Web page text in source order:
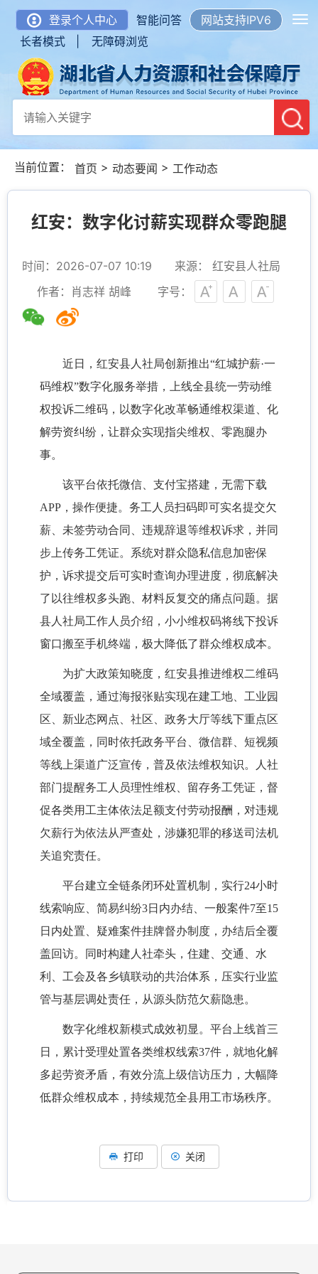
登录个人中心 智能问答
网站支持IPV6
长者模式 |
无障碍浏览
当前位置： 首页 > 动态要闻 > 工作动态
红安：数字化讨薪实现群众零跑腿
时间：2026-07-07 10:19
来源： 红安县人社局
作者：肖志祥 胡峰
字号：
近日，红安县人社局创新推出“红城护薪·一
码维权”数字化服务举措，上线全县统一劳动维
权投诉二维码，以数字化改革畅通维权渠道、化
解劳资纠纷，让群众实现指尖维权、零跑腿办
事。
该平台依托微信、支付宝搭建，无需下载
APP，操作便捷。务工人员扫码即可实名提交欠
薪、未签劳动合同、违规辞退等维权诉求，并同
步上传务工凭证。系统对群众隐私信息加密保
护，诉求提交后可实时查询办理进度，彻底解决
了以往维权多头跑、材料反复交的痛点问题。据
县人社局工作人员介绍，小小维权码将线下投诉
窗口搬至手机终端，极大降低了群众维权成本。
为扩大政策知晓度，红安县推进维权二维码
全域覆盖，通过海报张贴实现在建工地、工业园
区、新业态网点、社区、政务大厅等线下重点区
域全覆盖，同时依托政务平台、微信群、短视频
等线上渠道广泛宣传，普及依法维权知识。人社
部门提醒务工人员理性维权、留存务工凭证，督
促各类用工主体依法足额支付劳动报酬，对违规
欠薪行为依法从严查处，涉嫌犯罪的移送司法机
关追究责任。
平台建立全链条闭环处置机制，实行24小时
线索响应、简易纠纷3日内办结、一般案件7至15
日内处置、疑难案件挂牌督办制度，办结后全覆
盖回访。同时构建人社牵头，住建、交通、水
利、工会及各乡镇联动的共治体系，压实行业监
管与基层调处责任，从源头防范欠薪隐患。
数字化维权新模式成效初显。平台上线首三
日，累计受理处置各类维权线索37件，就地化解
多起劳资矛盾，有效分流上级信访压力，大幅降
低群众维权成本，持续规范全县用工市场秩序。
打印 关闭